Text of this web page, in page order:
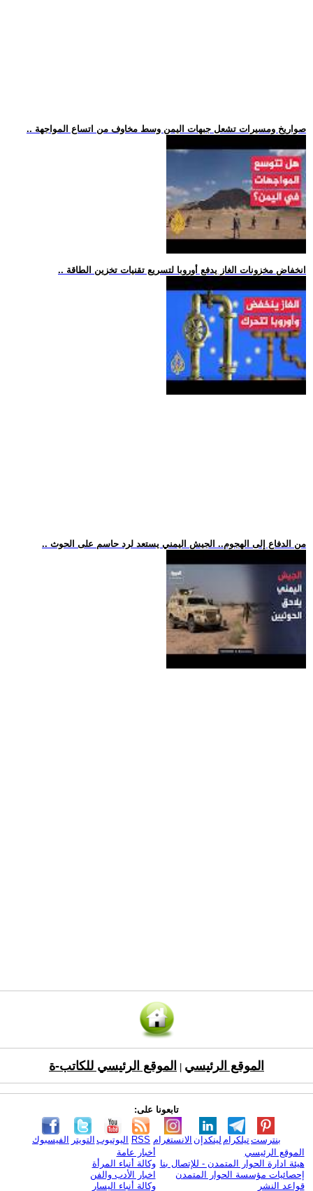
.. صواريخ ومسيرات تشعل جبهات اليمن وسط مخاوف من اتساع المواجهة
.. انخفاض مخزونات الغاز يدفع أوروبا لتسريع تقنيات تخزين الطاقة
.. من الدفاع إلى الهجوم.. الجيش اليمني يستعد لرد حاسم على الحوث
الموقع الرئيسي الموقع الرئيسي للكاتب-ة
تابعونا على:
الفيسبوك التويتر اليوتيوب RSS الانستغرام لينكدإن تيلكرامبنترست
الموقع الرئيسي
هيئة ادارة الحوار المتمدن - للإتصال بنا
إحصائيات مؤسسة الحوار المتمدن
قواعد النشر
أخبار عامة
وكالة أنباء المرأة
اخبار الأدب والفن
وكالة أنباء اليسار